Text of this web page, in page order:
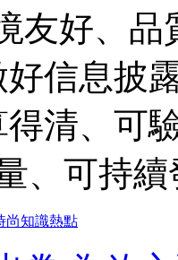
友好、
信息披
清、可
、可持
尚知識熱點